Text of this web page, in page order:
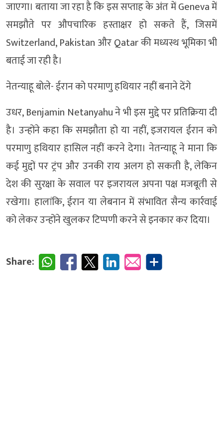
जाएगा। बताया जा रहा है कि इस सप्ताह के अंत में Geneva में
समझौते पर औपचारिक हस्ताक्षर हो सकते हैं, जिसमें
Switzerland, Pakistan और Qatar की मध्यस्थ भूमिका भी
बताई जा रही है।
नेतन्याहू बोले- ईरान को परमाणु हथियार नहीं बनाने देंगे
उधर, Benjamin Netanyahu ने भी इस मुद्दे पर प्रतिक्रिया दी
है। उन्होंने कहा कि समझौता हो या नहीं, इजरायल ईरान को
परमाणु हथियार हासिल नहीं करने देगा। नेतन्याहू ने माना कि
कई मुद्दों पर ट्रंप और उनकी राय अलग हो सकती है, लेकिन
देश की सुरक्षा के सवाल पर इजरायल अपना पक्ष मजबूती से
रखेगा। हालांकि, ईरान या लेबनान में संभावित सैन्य कार्रवाई
को लेकर उन्होंने खुलकर टिप्पणी करने से इनकार कर दिया।
Share: